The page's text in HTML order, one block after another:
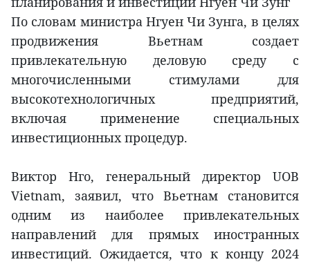
По словам министра Нгуен Чи Зунга, в целях
продвижения Вьетнам создает
привлекательную деловую среду с
многочисленными стимулами для
высокотехнологичных предприятий,
включая применение специальных
инвестиционных процедур.
Виктор Нго, генеральный директор UOB
Vietnam, заявил, что Вьетнам становится
одним из наиболее привлекательных
направлений для прямых иностранных
инвестиций. Ожидается, что к концу 2024